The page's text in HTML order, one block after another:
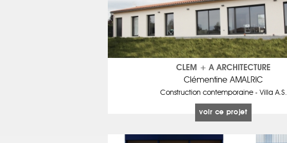
CLEM + A ARCHITECTURE
Clémentine AMALRIC
Construction contemporaine - Villa A.S.
voir ce projet